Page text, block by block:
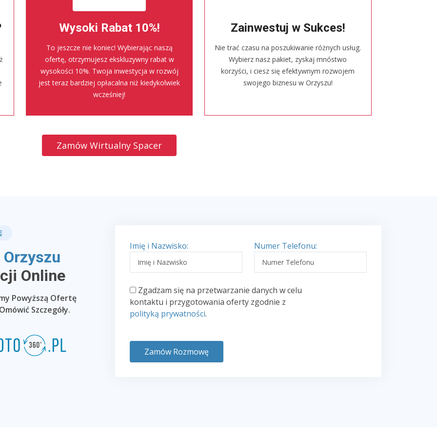
Wysoki Rabat 10%!
To jeszcze nie koniec! Wybierając naszą
ofertę, otrzymujesz ekskluzywny rabat w
wysokości 10%. Twoja inwestycja w rozwój
jest teraz bardziej opłacalna niż kiedykolwiek
wcześniej!
Zainwestuj w Sukces!
Nie trać czasu na poszukiwanie różnych usług.
Wybierz nasz pakiet, zyskaj mnóstwo
korzyści, i ciesz się efektywnym rozwojem
swojego biznesu w Orzyszu!
Zamów Wirtualny Spacer
Orzyszu
Online
Powyższą Ofertę
Szczegóły.
Imię i Nazwisko: Numer Telefonu:
Zgadzam się na przetwarzanie danych w celu
kontaktu i przygotowania oferty zgodnie z
polityką prywatności.
Zamów Rozmowę